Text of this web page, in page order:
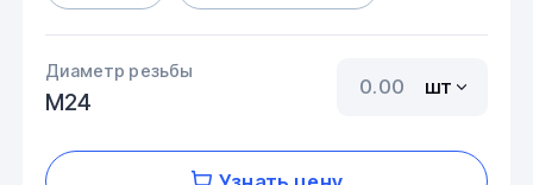
Диаметр резьбы
М24
шт